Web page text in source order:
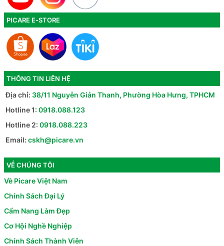
PICARE E-STORE
THÔNG TIN LIÊN HỆ
Địa chỉ: 38/11 Nguyễn Giản Thanh, Phường Hòa Hưng, TPHCM
Hotline 1: 0918.088.123
Hotline 2: 0918.088.223
Email: cskh@picare.vn
VỀ CHÚNG TÔI
Về Picare Việt Nam
Chính Sách Đại Lý
Cẩm Nang Làm Đẹp
Cơ Hội Nghề Nghiệp
Chính Sách Thành Viên